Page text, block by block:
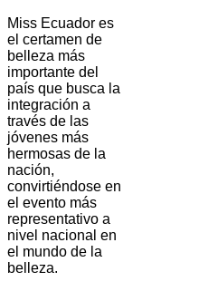
Miss Ecuador es
el certamen de
belleza más
importante del
país que busca la
integración a
través de las
jóvenes más
hermosas de la
nación,
convirtiéndose en
el evento más
representativo a
nivel nacional en
el mundo de la
belleza.